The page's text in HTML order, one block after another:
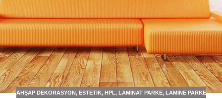
AHŞAP DEKORASYON, ESTETIK, HPL, LAMINAT PARKE, LAMINE PARKE